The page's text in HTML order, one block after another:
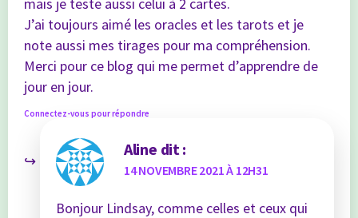
mais je teste aussi celui à 2 cartes.
J’ai toujours aimé les oracles et les tarots et je
note aussi mes tirages pour ma compréhension.
Merci pour ce blog qui me permet d’apprendre de
jour en jour.
Connectez-vous pour répondre
Aline dit :
14 NOVEMBRE 2021 À 12H31
Bonjour Lindsay, comme celles et ceux qui